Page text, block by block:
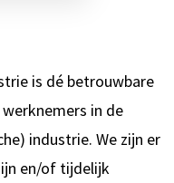
is dé betrouwbare
in de
industrie. We zijn er
en/of tijdelijk